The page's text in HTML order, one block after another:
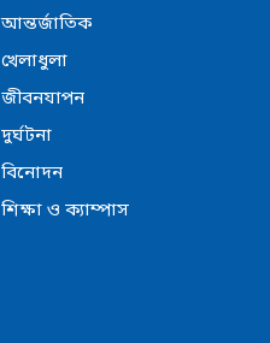
আন্তর্জাতিক
খেলাধুলা
জীবনযাপন
দুর্ঘটনা
বিনোদন
শিক্ষা ও ক্যাম্পাস